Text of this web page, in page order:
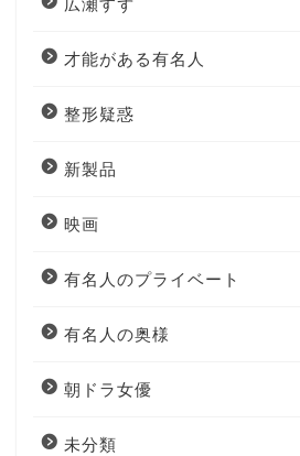
広瀬すず
才能がある有名人
整形疑惑
新製品
映画
有名人のプライベート
有名人の奥様
朝ドラ女優
未分類